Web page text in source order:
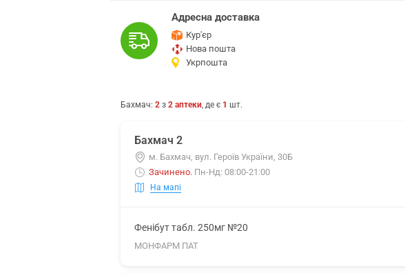
Адресна доставка
Кур'єр
Нова пошта
Укрпошта
Бахмач: 2 з 2 аптеки, де є 1 шт.
Бахмач 2
м. Бахмач, вул. Героїв України, 30Б
Зачинено. Пн-Нд: 08:00-21:00
На мапі
Фенібут табл. 250мг №20
МОНФАРМ ПАТ